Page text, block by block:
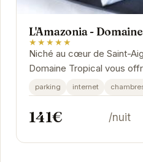
L'Amazonia -
★★★★★
Niché au cœur de Saint-
Domaine Tropical vous
unique alliant le charme
à des...
parking internet
141€ /nuit